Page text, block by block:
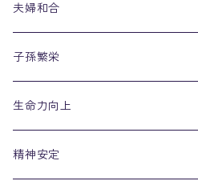
夫婦和合
子孫繁栄
生命力向上
精神安定